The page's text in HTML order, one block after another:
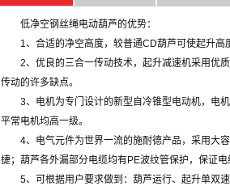
低净空钢丝绳电动葫芦的优势：
1、合适的净空高度，较普通CD葫芦可使起升高
2、优良的三合一传动技术，起升减速机采用优
传动的许多缺点。
3、电机为专门设计的新型自冷锥型电动机，电
平常电机均高一级。
4、电气元件为世界一流的施耐德产品，采用大
捷；葫芦各外漏部分电缆均有PE波纹管保护，保证电
5、可根据用户要求做到：葫芦运行、起升单双